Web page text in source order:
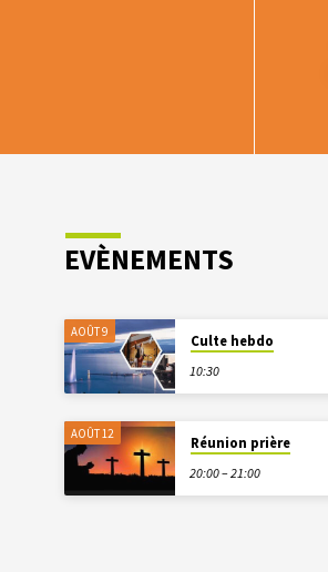
EVÈNEMENTS
AOÛT 9
Culte hebdo
10:30
AOÛT 12
Réunion prière
20:00 – 21:00